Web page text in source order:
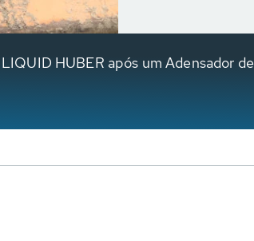
HUBER após um Adensador de